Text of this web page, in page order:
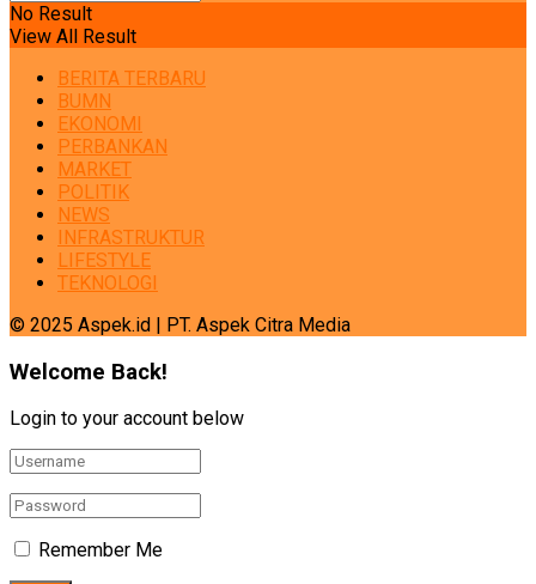
No Result
View All Result
BERITA TERBARU
BUMN
EKONOMI
PERBANKAN
MARKET
POLITIK
NEWS
INFRASTRUKTUR
LIFESTYLE
TEKNOLOGI
© 2025 Aspek.id | PT. Aspek Citra Media
Welcome Back!
Login to your account below
Remember Me